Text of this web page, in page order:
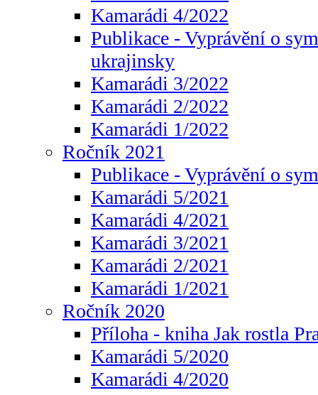
Kamarádi 4/2022
Publikace - Vyprávění o
ukrajinsky
Kamarádi 3/2022
Kamarádi 2/2022
Kamarádi 1/2022
Ročník 2021
Publikace - Vyprávění o
Kamarádi 5/2021
Kamarádi 4/2021
Kamarádi 3/2021
Kamarádi 2/2021
Kamarádi 1/2021
Ročník 2020
Příloha - kniha Jak rostla
Kamarádi 5/2020
Kamarádi 4/2020